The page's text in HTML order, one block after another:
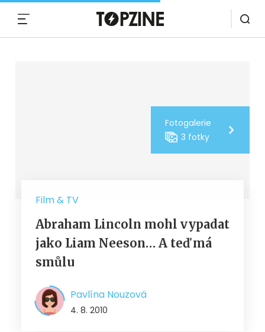
Fotogalerie
3 fotky
Film & TV
Abraham Lincoln mohl vypadat
jako Liam Neeson… A teď má
smůlu
Pavlína Nouzová
4. 8. 2010